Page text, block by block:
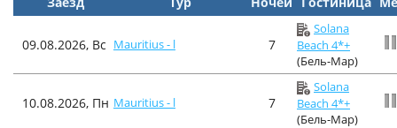
09.08.2026, Вс Mauritius - l 7
Solana
Beach 4*+
(Бель-Мар)
10.08.2026, Пн Mauritius - l 7
Solana
Beach 4*+
(Бель-Мар)